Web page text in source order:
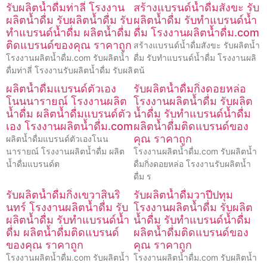
รับผลิตน้ำดื่มท่าลี่ โรงงาน
ผลิตน้ำดื่ม รับผลิตน้ำดื่ม รับ
ทำแบรนด์น้ำดื่ม ผลิตน้ำดื่ม
ติดแบรนด์ของคุณ ราคาถูก
โรงงานผลิตน้ำดื่ม.com รับผลิตน้ำ
ดื่มท่าลี่ โรงงานรับผลิตน้ำดื่ม รับผลิ
สร้างแบรนด์น้ำดื่มสังขะ รับ
ผลิตน้ำดื่ม รับทำแบรนด์น้ำ
ดื่ม โรงงานผลิตน้ำดื่ม.com
สร้างแบรนด์น้ำดื่มสังขะ รับผลิตน้ำ
ดื่ม รับทำแบรนด์น้ำดื่ม โรงงานผลิ
ตน้
ผลิตน้ำดื่มแบรนด์ตัวเอง
โนนนารายณ์ โรงงานผลิต
น้ำดื่ม ผลิตน้ำดื่มแบรนด์ตัว
เอง โรงงานผลิตน้ำดื่ม.com
ผลิตน้ำดื่มแบรนด์ตัวเองโนน
นารายณ์ โรงงานผลิตน้ำดื่ม ผลิต
น้ำดื่มแบรนด์ต
รับผลิตน้ำดื่มกิ่งดอยหล่อ
โรงงานผลิตน้ำดื่ม รับผลิต
น้ำดื่ม รับทำแบรนด์น้ำดื่ม
ผลิตน้ำดื่มติดแบรนด์ของ
คุณ ราคาถูก
โรงงานผลิตน้ำดื่ม.com รับผลิตน้ำ
ดื่มกิ่งดอยหล่อ โรงงานรับผลิตน้ำ
ดื่ม ร
รับผลิตน้ำดื่มกิ่งเขวาสินริ
นทร์ โรงงานผลิตน้ำดื่ม รับ
ผลิตน้ำดื่ม รับทำแบรนด์น้ำ
ดื่ม ผลิตน้ำดื่มติดแบรนด์
ของคุณ ราคาถูก
โรงงานผลิตน้ำดื่ม.com รับผลิตน้ำ
รับผลิตน้ำดื่มวาปีปทุม
โรงงานผลิตน้ำดื่ม รับผลิต
น้ำดื่ม รับทำแบรนด์น้ำดื่ม
ผลิตน้ำดื่มติดแบรนด์ของ
คุณ ราคาถูก
โรงงานผลิตน้ำดื่ม.com รับผลิตน้ำ